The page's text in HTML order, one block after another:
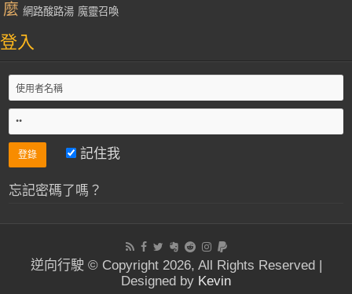
麼 網路酸路湯 魔靈召喚
登入
記住我
忘記密碼了嗎？
逆向行駛 © Copyright 2026, All Rights Reserved |
Designed by Kevin